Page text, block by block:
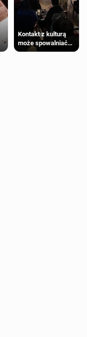
Kontakt z kulturą
może spowalniać
starzenie